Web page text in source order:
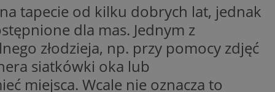
tapecie od kilku dobrych lat, jednak
dla mas. Jednym z
złodzieja, np. przy pomocy zdjęć
siatkówki oka lub
miejsca. Wcale nie oznacza to
powiązany z
Microsoft Clarity
o sesji
w celu śledzenia
multimedialnych